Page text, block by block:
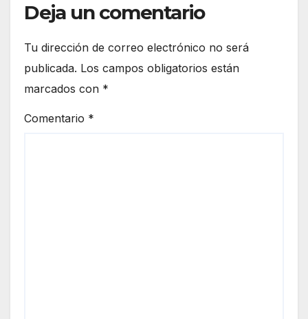
Deja un comentario
Tu dirección de correo electrónico no será
publicada. Los campos obligatorios están
marcados con *
Comentario *